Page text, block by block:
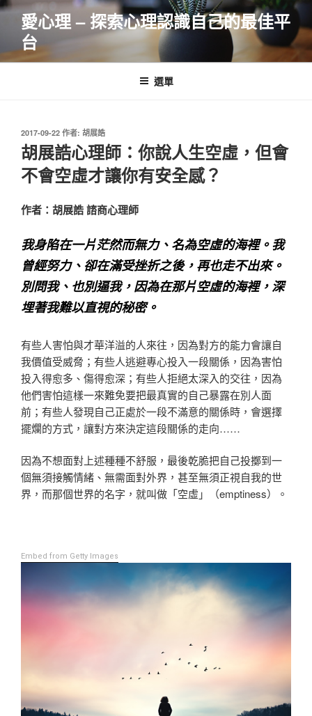
跳
要
愛心理 – 探索心理認識自己的最佳平
台
選單
發
佈
於
2017-09-22 作者: 胡展誥
胡展誥心理師：你說人生空虛，但會
不會空虛才讓你有安全感？
作者：胡展誥 諮商心理師
我身陷在一片茫然而無力、名為空虛的海裡。我
曾經努力、卻在滿受挫折之後，再也走不出來。
別問我、也別逼我，因為在那片空虛的海裡，深
埋著我難以直視的秘密。
有些人害怕與才華洋溢的人來往，因為對方的能力會讓自
我價值受威脅；有些人逃避專心投入一段關係，因為害怕
投入得愈多、傷得愈深；有些人拒絕太深入的交往，因為
他們害怕這樣一來難免要把最真實的自己暴露在別人面
前；有些人發現自己正處於一段不滿意的關係時，會選擇
擺爛的方式，讓對方來決定這段關係的走向……
因為不想面對上述種種不舒服，最後乾脆把自己投擲到一
個無須接觸情緒、無需面對外界，甚至無須正視自我的世
界，而那個世界的名字，就叫做「空虛」（emptiness）。
Embed from Getty Images